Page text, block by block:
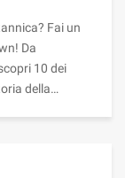
Fai un
Da
10 dei
della…